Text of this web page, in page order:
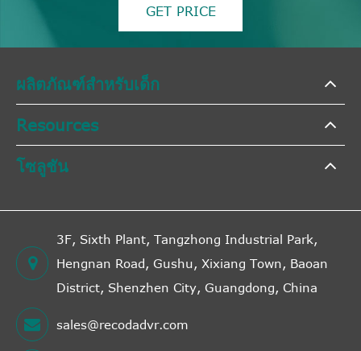
GET PRICE
ผลิตภัณฑ์สำหรับเด็ก
Resources
โซลูชัน
3F, Sixth Plant, Tangzhong Industrial Park,
Hengnan Road, Gushu, Xixiang Town, Baoan
District, Shenzhen City, Guangdong, China
sales@recodadvr.com